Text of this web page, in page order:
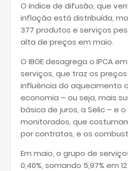
O índice de difusão, que
inflação está distribuída,
377 produtos e serviços
alta de preços em maio.
O IBGE desagrega o IPCA
serviços, que traz os
influência do aquecimento
economia – ou seja, mais
básica de juros, a Selic – e
monitorados, que
por contratos, e os
Em maio, o grupo de
0,40%, somando 5,97% em